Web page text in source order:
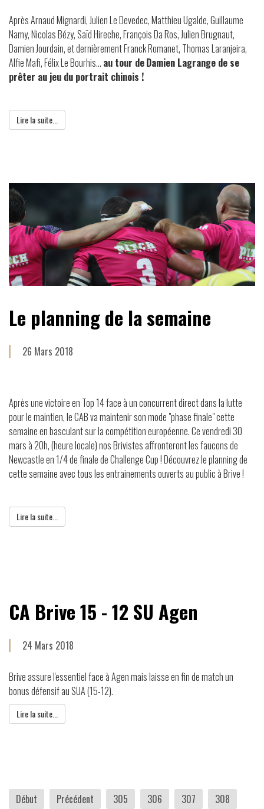
Après Arnaud Mignardi, Julien Le Devedec, Matthieu Ugalde, Guillaume
Namy, Nicolas Bézy, Saïd Hireche, François Da Ros, Julien Brugnaut,
Damien Jourdain, et dernièrement Franck Romanet, Thomas Laranjeira,
Alfie Mafi, Félix Le Bourhis... au tour deDamien Lagrange de se
prêter au jeu du portrait chinois !
Lire la suite...
Le planning de la semaine
26 Mars 2018
Après une victoire en Top 14 face à un concurrent direct dans la lutte
pour le maintien, le CAB va maintenir son mode "phase finale" cette
semaine en basculant sur la compétition européenne. Ce vendredi 30
mars à 20h, (heure locale) nos Brivistes affronteront les faucons de
Newcastle en 1/4 de finale de Challenge Cup ! Découvrez le planning de
cette semaine avec tous les entrainements ouverts au public à Brive !
Lire la suite...
CA Brive 15 - 12 SU Agen
24 Mars 2018
Brive assure l'essentiel face à Agen mais laisse en fin de match un
bonus défensif au SUA (15-12).
Lire la suite...
Début Précédent 305 306 307 308